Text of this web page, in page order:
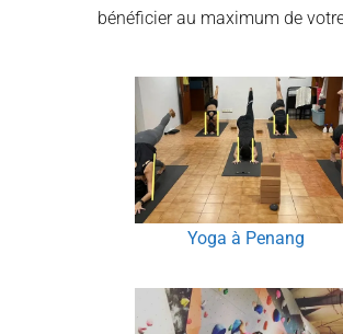
bénéficier au maximum de
Yoga à Penang